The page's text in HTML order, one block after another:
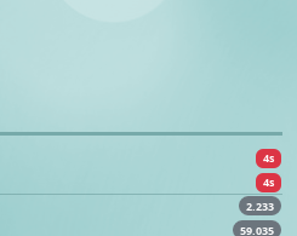
4s
4s
2.233
59.035